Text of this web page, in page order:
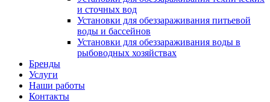
и сточных вод
Установки для обеззараживания питьевой
воды и бассейнов
Установки для обеззараживания воды в
рыбоводных хозяйствах
Бренды
Услуги
Наши работы
Контакты